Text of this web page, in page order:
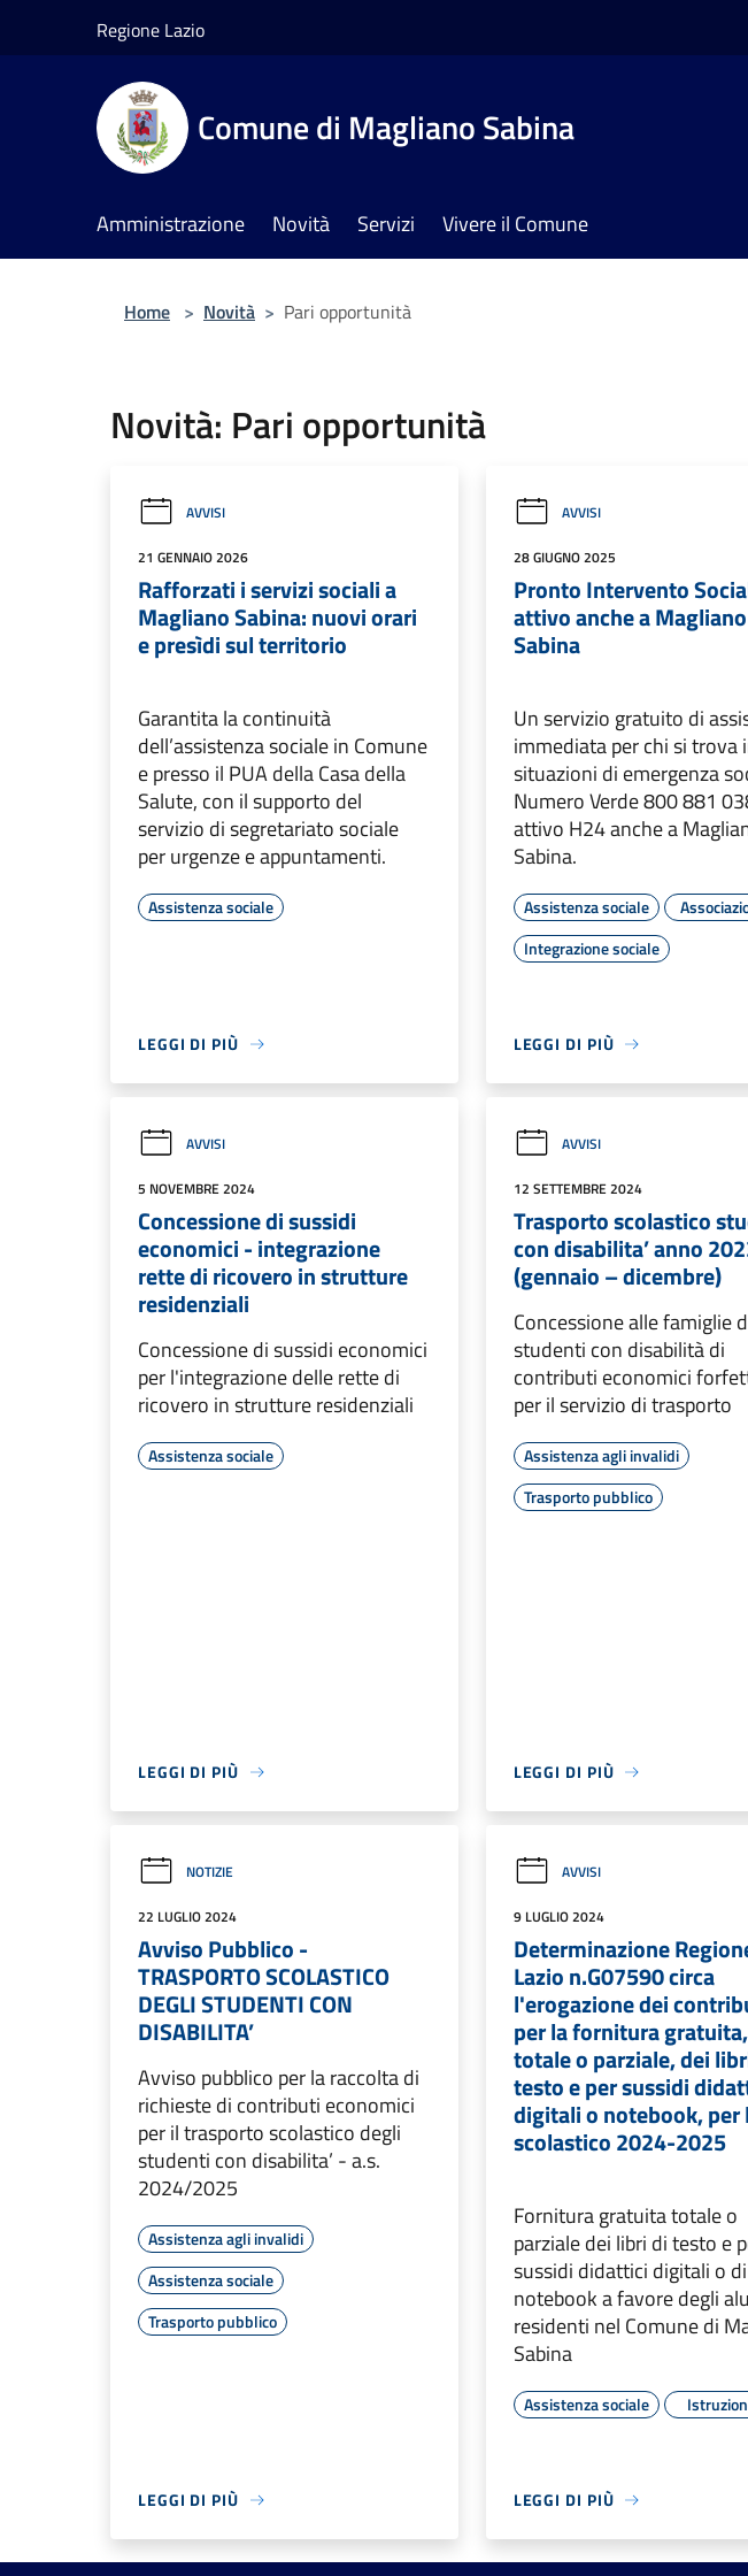
Regione Lazio
Comune di Magliano Sabina
Amministrazione Novità Servizi Vivere il Comune
Home > Novità > Pari opportunità
Novità: Pari opportunità
AVVISI
21 GENNAIO 2026
Rafforzati i servizi sociali a
Magliano Sabina: nuovi orari
e presìdi sul territorio
Garantita la continuità
dell’assistenza sociale in Comune
e presso il PUA della Casa della
Salute, con il supporto del
servizio di segretariato sociale
per urgenze e appuntamenti.
Assistenza sociale
LEGGI DI PIÙ
AVVISI
28 GIUGNO 2025
Pronto Intervento
attivo anche a Magliano
Sabina
Un servizio gratuito di
immediata per chi si trova
situazioni di emergenza
Numero Verde 800 881
attivo H24 anche a
Sabina.
Assistenza sociale
Integrazione sociale
LEGGI DI PIÙ
AVVISI
5 NOVEMBRE 2024
Concessione di sussidi
economici - integrazione
rette di ricovero in strutture
residenziali
Concessione di sussidi economici
per l'integrazione delle rette di
ricovero in strutture residenziali
Assistenza sociale
LEGGI DI PIÙ
AVVISI
12 SETTEMBRE 2024
Trasporto scolastico
con disabilita’ anno
(gennaio – dicembre)
Concessione alle famiglie
studenti con disabilità di
contributi economici
per il servizio di trasporto
Assistenza agli invalidi
Trasporto pubblico
LEGGI DI PIÙ
NOTIZIE
22 LUGLIO 2024
Avviso Pubblico -
TRASPORTO SCOLASTICO
DEGLI STUDENTI CON
DISABILITA’
Avviso pubblico per la raccolta di
richieste di contributi economici
per il trasporto scolastico degli
studenti con disabilita’ - a.s.
2024/2025
Assistenza agli invalidi
Assistenza sociale
Trasporto pubblico
LEGGI DI PIÙ
AVVISI
9 LUGLIO 2024
Determinazione
Lazio n.G07590 circa
l'erogazione dei
per la fornitura gratuita,
totale o parziale, dei
testo e per sussidi
digitali o notebook, per
scolastico 2024-2025
Fornitura gratuita totale o
parziale dei libri di testo e
sussidi didattici digitali o di
notebook a favore degli
residenti nel Comune di
Sabina
Assistenza sociale
LEGGI DI PIÙ